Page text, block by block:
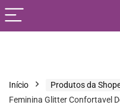
Início Produtos da
Feminina Glitter Confortavel